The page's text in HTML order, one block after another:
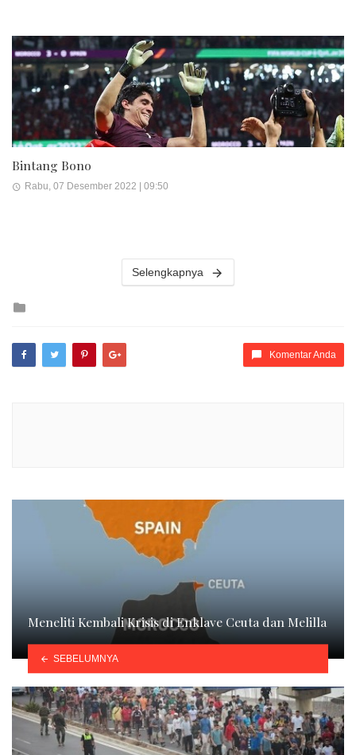
Bintang Bono
Rabu, 07 Desember 2022 | 09:50
Selengkapnya
Komentar Anda
Meneliti Kembali Krisis di Enklave Ceuta dan Melilla
SEBELUMNYA